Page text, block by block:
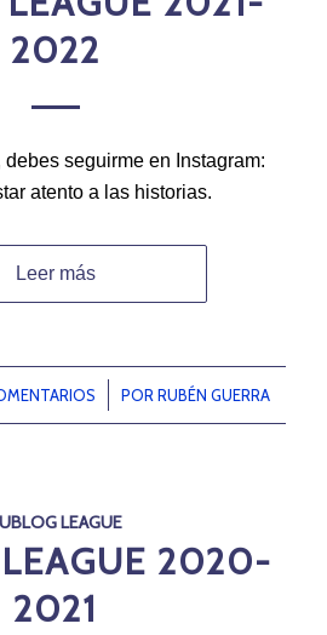
2022
seguirme en Instagram:
atento a las historias.
Leer más
/ PORRUBÉN GUERRA
LEAGUE
2020-
2021